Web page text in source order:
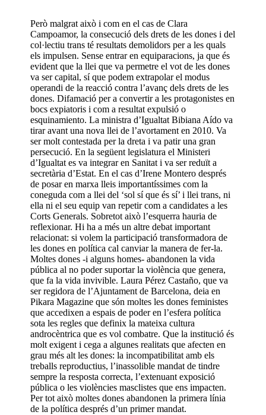
Però malgrat això i com en el cas de Clara
Campoamor, la consecució dels drets de les dones i del
col·lectiu trans té resultats demolidors per a les quals
els impulsen. Sense entrar en equiparacions, ja que és
evident que la llei que va permetre el vot de les dones
va ser capital, sí que podem extrapolar el modus
operandi de la reacció contra l’avanç dels drets de les
dones. Difamació per a convertir a les protagonistes en
bocs expiatoris i com a resultat expulsió o
esquinamiento. La ministra d’Igualtat Bibiana Aído va
tirar avant una nova llei de l’avortament en 2010. Va
ser molt contestada per la dreta i va patir una gran
persecució. En la següent legislatura el Ministeri
d’Igualtat es va integrar en Sanitat i va ser reduït a
secretària d’Estat. En el cas d’Irene Montero després
de posar en marxa lleis importantíssimes com la
coneguda com a llei del ‘sol sí que és sí’ i llei trans, ni
ella ni el seu equip van repetir com a candidates a les
Corts Generals. Sobretot això l’esquerra hauria de
reflexionar. Hi ha a més un altre debat important
relacionat: si volem la participació transformadora de
les dones en política cal canviar la manera de fer-la.
Moltes dones -i alguns homes- abandonen la vida
pública al no poder suportar la violència que genera,
que fa la vida invivible. Laura Pérez Castaño, que va
ser regidora de l’Ajuntament de Barcelona, deia en
Pikara Magazine que són moltes les dones feministes
que accedixen a espais de poder en l’esfera política
sota les regles que definix la mateixa cultura
androcèntrica que es vol combatre. Que la institució és
molt exigent i cega a algunes realitats que afecten en
grau més alt les dones: la incompatibilitat amb els
treballs reproductius, l’inassolible mandat de tindre
sempre la resposta correcta, l’extenuant exposició
pública o les violències masclistes que ens impacten.
Per tot això moltes dones abandonen la primera línia
de la política després d’un primer mandat.